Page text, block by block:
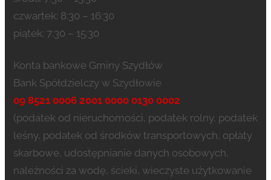
czwartek: 8:30 – 16:30
piątek: 7:30 – 15:30
Konta bankowe Gminy Szydłów
Bank Spółdzielczy w Szydłowie
09 8521 0006 2001 0000 0130 0002
(podatek od nieruchomości, podatek rolny, podatek
leśny, podatek od środków transportowych, opłaty
skarbowe, udostępnianie danych osobowych,
należności za wodę, ścieki, wieczyste użytkowanie